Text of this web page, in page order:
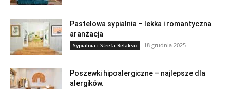
Pastelowa sypialnia – lekka i romantyczna
aranżacja
Sypialnia i Strefa Relaksu 18 grudnia 2025
Poszewki hipoalergiczne – najlepsze dla
alergików.